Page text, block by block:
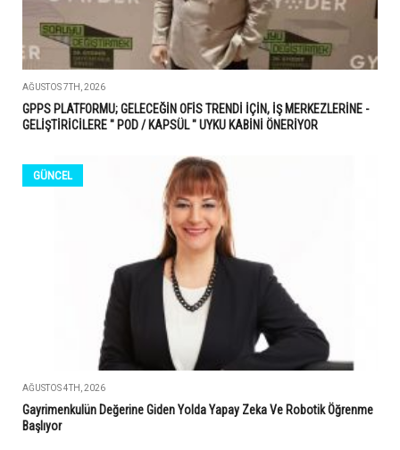
AĞUSTOS 7TH, 2026
GPPS PLATFORMU; GELECEĞİN OFİS TRENDİ İÇİN, İŞ MERKEZLERİNE -
GELİŞTİRİCİLERE " POD / KAPSÜL " UYKU KABİNİ ÖNERİYOR
GÜNCEL
AĞUSTOS 4TH, 2026
Gayrimenkulün Değerine Giden Yolda Yapay Zeka Ve Robotik Öğrenme
Başlıyor